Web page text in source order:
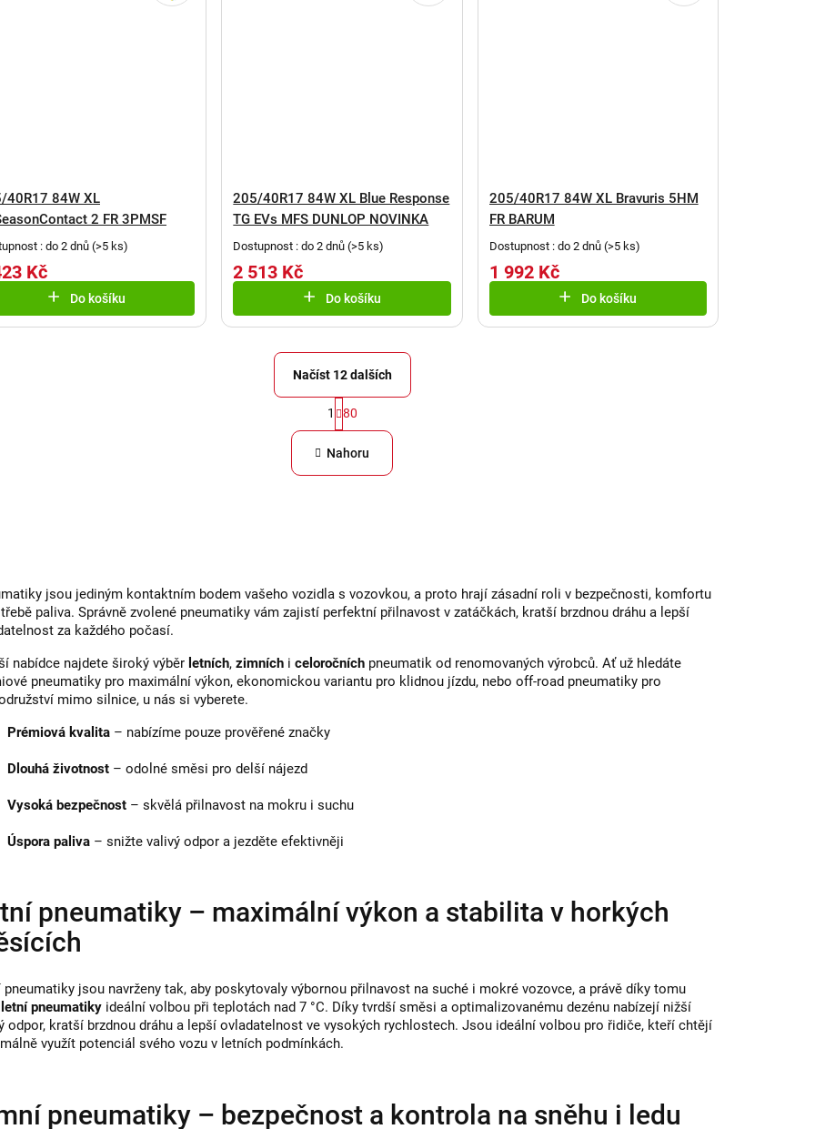
40R17 84W XL
2 FR 3PMSF
: do 2 dnů(>5 ks)
Kč
Do košíku
205/40R17 84W XL Blue Response
TG EVs MFS DUNLOP NOVINKA
Dostupnost : do 2 dnů(>5 ks)
2 513 Kč
Do košíku
205/40R17 84W XL Bravuris 5HM
FR BARUM
Dostupnost : do 2 dnů (>5 ks)
1 992 Kč
Do košíku
O
v
l
í
r
v
p
i
Načíst 12 dalších
S
t
r
á
n
1 80
Nahoru
jsou jediným kontaktním bodem vašeho vozidla s vozovkou, a proto hrají zásadní roli v bezpečnosti, komfortu
paliva. Správně zvolené pneumatiky vám zajistí perfektní přilnavost v zatáčkách, kratší brzdnou dráhu a lepší
za každého počasí.
nabídce najdete široký výběr letních, zimních i celoročních pneumatik od renomovaných výrobců. Ať už hledáte
pneumatiky pro maximální výkon, ekonomickou variantu pro klidnou jízdu, nebo off-road pneumatiky pro
mimo silnice, u nás si vyberete.
Prémiová kvalita – nabízíme pouze prověřené značky
Dlouhá životnost – odolné směsi pro delší nájezd
Vysoká bezpečnost – skvělá přilnavost na mokru i suchu
Úspora paliva – snižte valivý odpor a jezděte efektivněji
pneumatiky – maximální výkon a stabilita v horkých
pneumatiky jsou navrženy tak, aby poskytovaly výbornou přilnavost na suché i mokré vozovce, a právě díky tomu
letní pneumatiky ideální volbou při teplotách nad 7 °C. Díky tvrdší směsi a optimalizovanému dezénu nabízejí nižší
odpor, kratší brzdnou dráhu a lepší ovladatelnost ve vysokých rychlostech. Jsou ideální volbou pro řidiče, kteří chtějí
využít potenciál svého vozu v letních podmínkách.
pneumatiky – bezpečnost a kontrola na sněhu i ledu